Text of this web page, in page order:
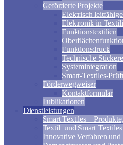
Geförderte Projekte
Elektrisch
Elektronik in
Funktionstextilien
Funktionsdruck
Technische
Systemintegration
Smart-Textiles-
Förderwegweiser
Kontaktformular
Publikationen
Dienstleistungen
Smart Textiles –
Textil- und Smart-
Innovative Verfahren und